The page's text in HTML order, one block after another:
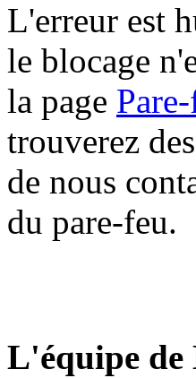
L'erreur est
le blocage
la page
trouverez
de nous
du pare-feu.
L'équipe de